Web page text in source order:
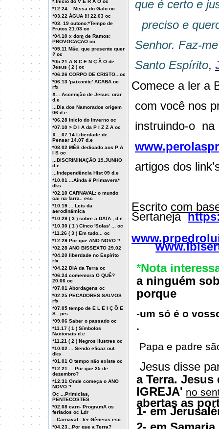
*.Início do V E R Ã O oc
*12.24 ...Missa do Galo oc
*03.22 ÁGUA !!! 22.03 oc
*03. 19 outono:*Tempo de
Frutos 21.03 oc
*04.10 x dom de Ramos:
PROVOCAÇÃO oc
*05.11 Mãe, que presente quer
? oc
*05.21 A S C E N Ç Ã O de
Jesus ( 2 ) oc
*06.26 CORPO DE CRISTO...oc
*06.13 'paixonite' ACABA oc
rfx
X... Ascenção de Jesus: orar
d.e
...Dia dos Namorados origem
06 d.e
*06.28 Início do Inverno oc
*07.10 > D I A da P I Z Z A oc
X ...07.14 Liberdade de
Pensar 14.07 d.e
*08.02 MÊS dedicado aos P A
I S oc
...DISCRIMINAÇÃO 19.JUNHO
d.e
...Independência Hist 09 d.e
*10.01 ...Ainda é Primavera*
dks
*02.10 CARNAVAL: o mundo
cai na farra.. esc
*10.19 ... Leis da
aerodinâmica
*10.29 ( 3 ) sobre a DATA , d.e
*10.30 ( 1 ) Cinco 'Solas' ... oc
*11.26 ( 3 ) Em tudo... oc
*12.29 Por que ANO NOVO ?
*02.28 ANO BISSEXTO 29.02
*04.20 liberdade no Espírito
rfx
*04.22 DIA da Terra oc
*06.24 comemora O QUÊ?
20.06 oc
*07.01 Abordagens oc
*02.25 PECADORES SALVOS
rfx
*07.05 tempo de E L E I Ç Õ E
S , prs
*09.06 Saber o passado oc
*11.17 ( 1 ) Símbolos
Nacionais d.e
*11.21 ( 2 ) Negros ilustres oc
*10.02 ... Sendo eficaz out.
dks
*01.01 O tempo não existe oc
*12.21 ... Por que 25 de
dezembro?
*12.31 Onde começa o ANO
NOVO ?
Oc ...Primícias,
PENTECOSTES
*02.08 carn- ProgramA os
feriados oc Ldr
...Carnaval : ler Gênesis esc
*04.23...Por que a Terra?
que é certo e
preciso e
Senhor. Faz-
Santo Espírito,
Comece a ler a
com você nos
instruindo-o na
artigos dos
Escrito com
Sertaneja
*Nota
a ninguém
porque
-um só é o
.
Papa e padre
Jesus disse
a Terra. Jesus
IGREJA' no
abertas as
1- em